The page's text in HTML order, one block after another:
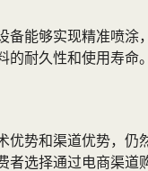
能够实现精准喷
耐久性和使用寿
势和渠道优势，
选择通过电商渠道